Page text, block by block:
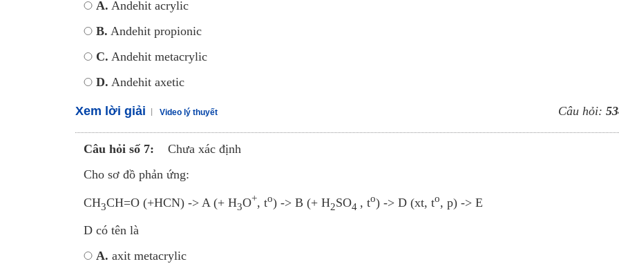
A. Andehit acrylic
B. Andehit propionic
C. Andehit metacrylic
D. Andehit axetic
Xem lời giải Video lý thuyết Câu hỏi:
Câu hỏi số 7:
Chưa xác định
Cho sơ đồ phản ứng:
CH3CH=O (+HCN) -> A (+ H3O+, to) -> B (+ H2SO4 , to) -> D (xt, to, p) -> E
D có tên là
A. axit metacrylic